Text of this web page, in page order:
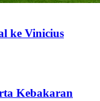
ke Vinicius
Kebakaran